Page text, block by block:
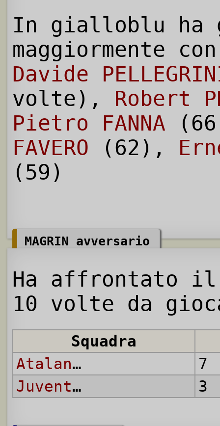
In gialloblu ha
maggiormente
Davide
volte), Robert
Pietro FANNA
FAVERO (62),
(59)
MAGRIN avversario
Ha affrontato il
10 volte da
Squadra
Atalanta
7
Juventus
3